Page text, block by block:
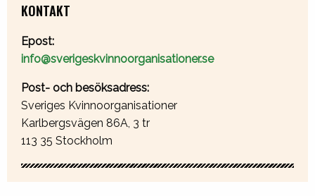
KONTAKT
Epost:
info@sverigeskvinnoorganisationer.se
Post- och besöksadress:
Sveriges Kvinnoorganisationer
Karlbergsvägen 86A, 3 tr
113 35 Stockholm